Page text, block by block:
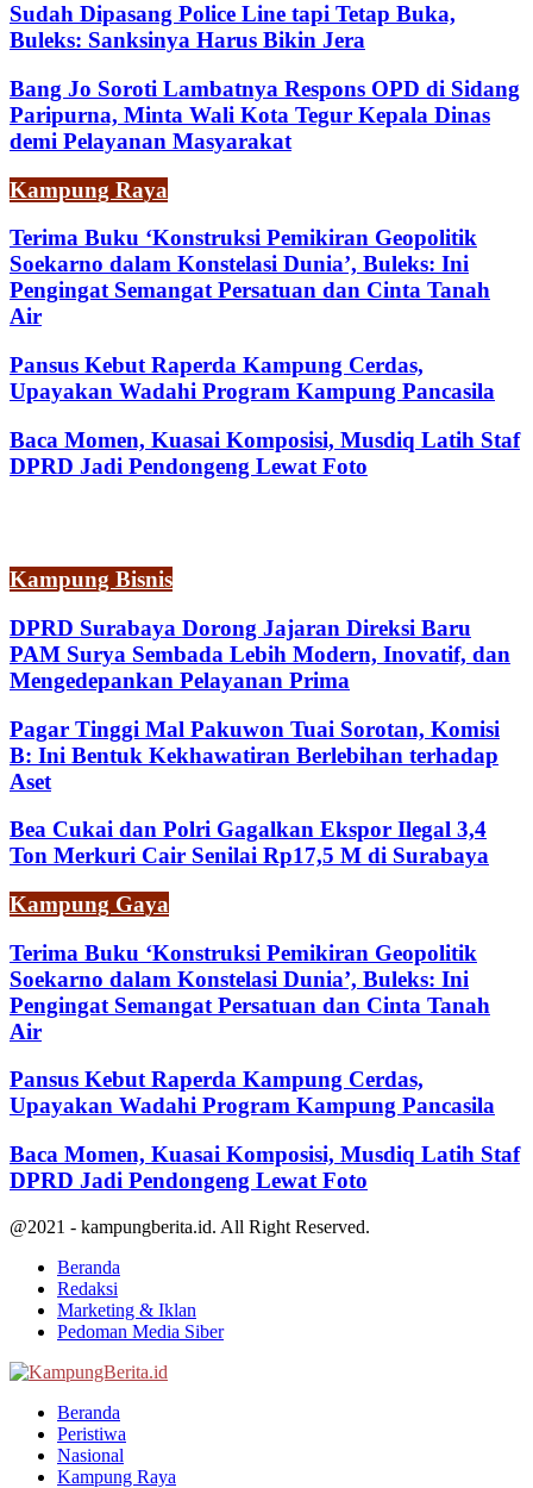
Sudah Dipasang Police Line tapi Tetap Buka,
Buleks: Sanksinya Harus Bikin Jera
Bang Jo Soroti Lambatnya Respons OPD di Sidang
Paripurna, Minta Wali Kota Tegur Kepala Dinas
demi Pelayanan Masyarakat
Kampung Raya
Terima Buku ‘Konstruksi Pemikiran Geopolitik
Soekarno dalam Konstelasi Dunia’, Buleks: Ini
Pengingat Semangat Persatuan dan Cinta Tanah
Air
Pansus Kebut Raperda Kampung Cerdas,
Upayakan Wadahi Program Kampung Pancasila
Baca Momen, Kuasai Komposisi, Musdiq Latih Staf
DPRD Jadi Pendongeng Lewat Foto
Kampung Bisnis
DPRD Surabaya Dorong Jajaran Direksi Baru
PAM Surya Sembada Lebih Modern, Inovatif, dan
Mengedepankan Pelayanan Prima
Pagar Tinggi Mal Pakuwon Tuai Sorotan, Komisi
B: Ini Bentuk Kekhawatiran Berlebihan terhadap
Aset
Bea Cukai dan Polri Gagalkan Ekspor Ilegal 3,4
Ton Merkuri Cair Senilai Rp17,5 M di Surabaya
Kampung Gaya
Terima Buku ‘Konstruksi Pemikiran Geopolitik
Soekarno dalam Konstelasi Dunia’, Buleks: Ini
Pengingat Semangat Persatuan dan Cinta Tanah
Air
Pansus Kebut Raperda Kampung Cerdas,
Upayakan Wadahi Program Kampung Pancasila
Baca Momen, Kuasai Komposisi, Musdiq Latih Staf
DPRD Jadi Pendongeng Lewat Foto
@2021 - kampungberita.id. All Right Reserved.
Beranda
Redaksi
Marketing & Iklan
Pedoman Media Siber
Beranda
Peristiwa
Nasional
Kampung Raya